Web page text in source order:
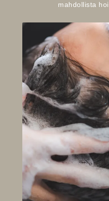
mahdollista